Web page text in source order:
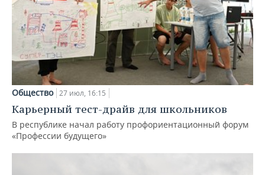
Общество 27 июл, 16:15
Карьерный тест-драйв для школьников
В республике начал работу профориентационный форум
«Профессии будущего»